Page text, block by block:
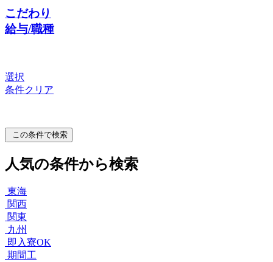
こだわり
給与/職種
選択
条件クリア
この条件で検索
人気の条件から検索
東海
関西
関東
九州
即入寮OK
期間工